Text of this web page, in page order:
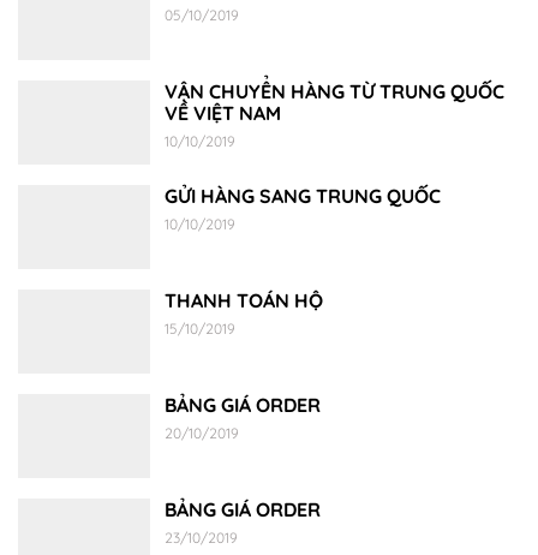
05/10/2019
VẬN CHUYỂN HÀNG TỪ TRUNG QUỐC
VỀ VIỆT NAM
10/10/2019
GỬI HÀNG SANG TRUNG QUỐC
10/10/2019
THANH TOÁN HỘ
15/10/2019
BẢNG GIÁ ORDER
20/10/2019
BẢNG GIÁ ORDER
23/10/2019